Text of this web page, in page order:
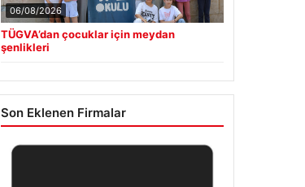
06/08/2026
TÜGVA’dan çocuklar için meydan
şenlikleri
Son Eklenen Firmalar